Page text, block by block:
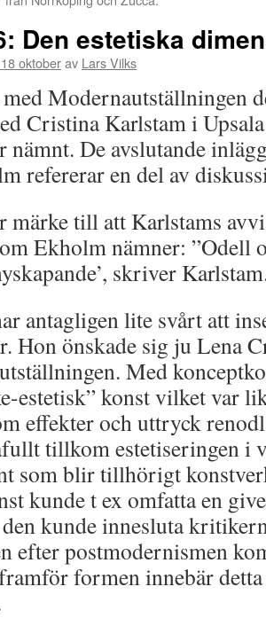
Den estetiska
oktoberav Lars Vilks
Modernautställningen
Cristina Karlstam i
nämnt. De avslutande
refererar en del av
märke till att Karlstams
Ekholm nämner: ”Odell
skriver
antagligen lite svårt att
Hon önskade sig ju Lena
Med
estetisk” konst vilket var
effekter och uttryck
tillkom estetiseringen i
som blir tillhörigt
kunde t ex omfatta en
kunde innesluta
efter postmodernismen
formen innebär